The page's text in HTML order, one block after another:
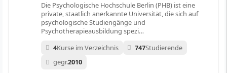
Die Psychologische Hochschule Berlin (PHB) ist eine
private, staatlich anerkannte Universität, die sich auf
psychologische Studiengänge und
Psychotherapieausbildung spezi…
4Kurse im Verzeichnis 747Studierende
gegr.2010